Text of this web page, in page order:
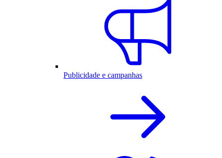
Publicidade e campanhas